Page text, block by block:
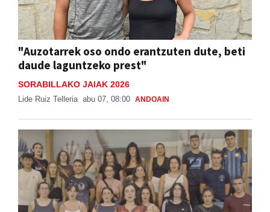
"Auzotarrek oso ondo erantzuten dute, beti
daude laguntzeko prest"
SORABILLAKO JAIAK 2026
Lide Ruiz Telleria abu 07, 08:00 ANDOAIN